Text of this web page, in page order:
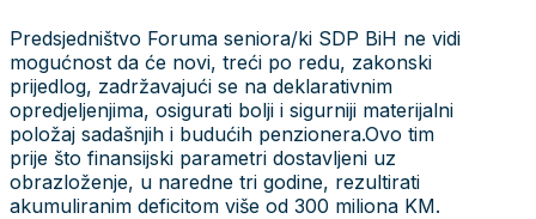
Predsjedništvo Foruma seniora/ki SDP BiH ne vidi
mogućnost da će novi, treći po redu, zakonski
prijedlog, zadržavajući se na deklarativnim
opredjeljenjima, osigurati bolji i sigurniji materijalni
položaj sadašnjih i budućih penzionera.Ovo tim
prije što finansijski parametri dostavljeni uz
obrazloženje, u naredne tri godine, rezultirati
akumuliranim deficitom više od 300 miliona KM.